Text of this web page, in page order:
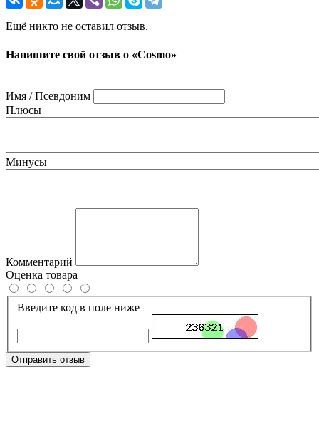
Ещё никто не оставил отзыв.
Напишите свой отзыв о «Cosmo»
Имя / Псевдоним
Плюсы
Минусы
Комментарий
Оценка товара
Введите код в поле ниже
Отправить отзыв